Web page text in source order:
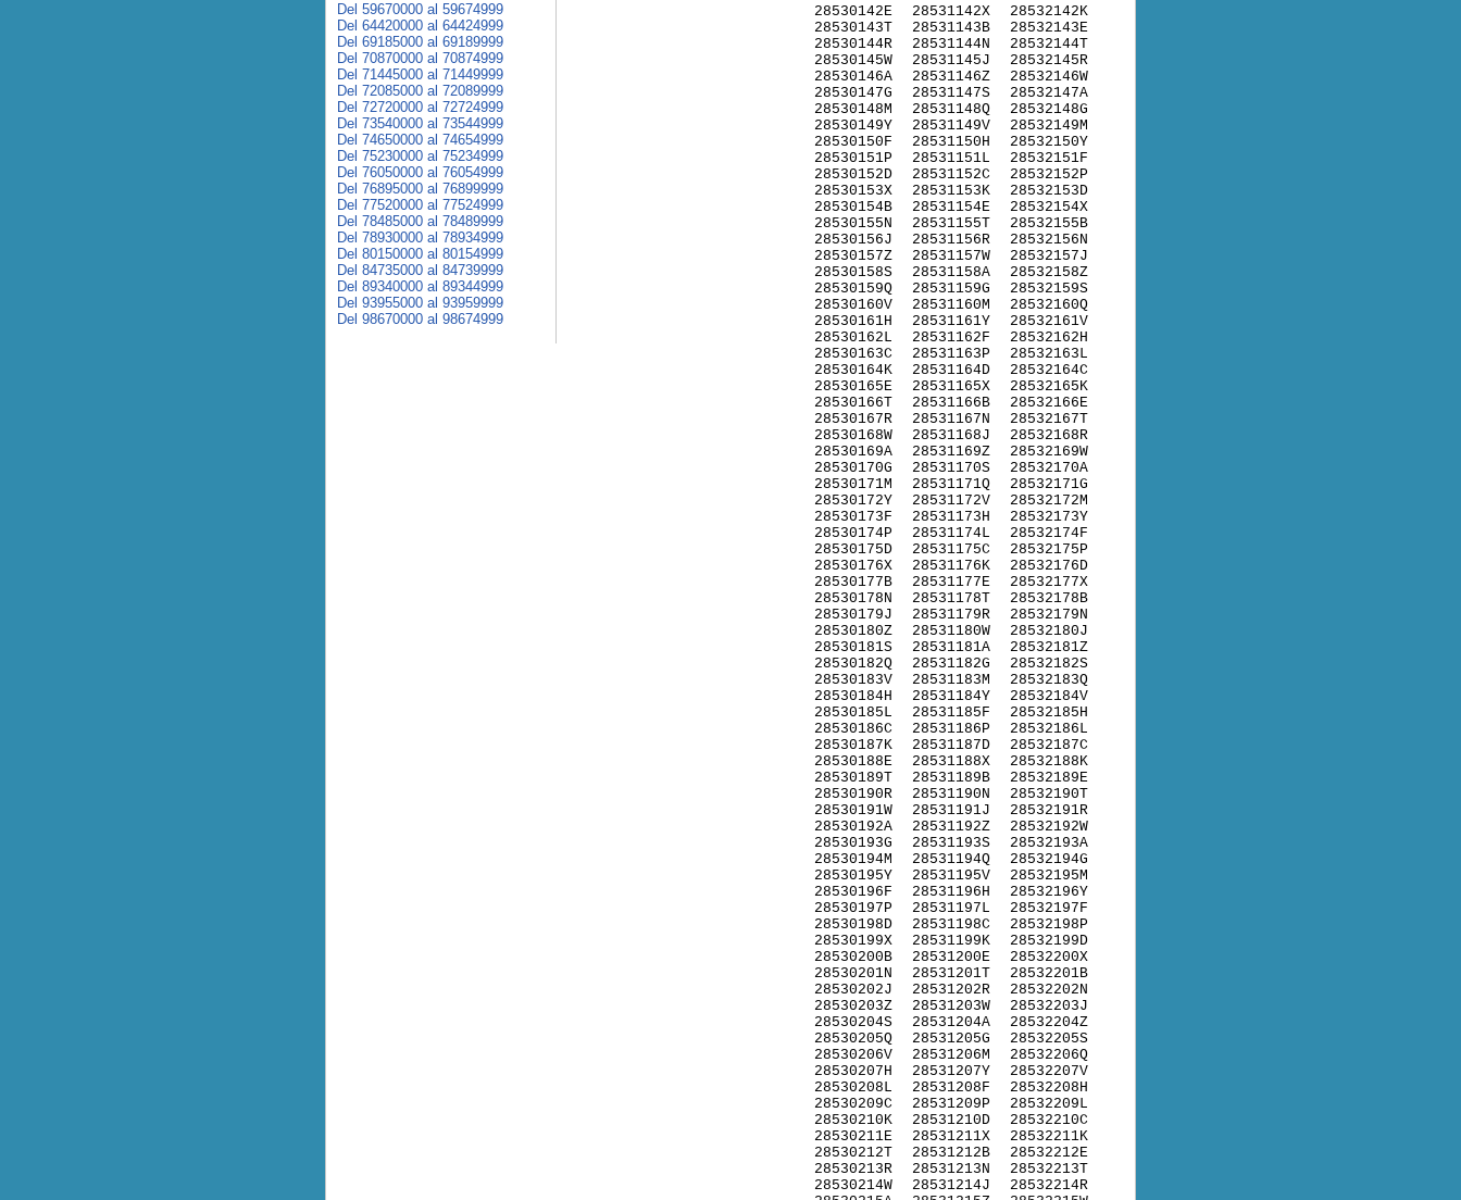
28530142E
28530143T
28530144R
28530145W
28530146A
28530147G
28530148M
28530149Y
28530150F
28530151P
28530152D
28530153X
28530154B
28530155N
28530156J
28530157Z
28530158S
28530159Q
28530160V
28530161H
28530162L
28530163C
28530164K
28530165E
28530166T
28530167R
28530168W
28530169A
28530170G
28530171M
28530172Y
28530173F
28530174P
28530175D
28530176X
28530177B
28530178N
28530179J
28530180Z
28530181S
28530182Q
28530183V
28530184H
28530185L
28530186C
28530187K
28530188E
28530189T
28530190R
28530191W
28530192A
28530193G
28530194M
28530195Y
28530196F
28530197P
28530198D
28530199X
28530200B
28530201N
28530202J
28530203Z
28530204S
28530205Q
28530206V
28530207H
28530208L
28530209C
28530210K
28530211E
28530212T
28530213R
28530214W
28531142X
28531143B
28531144N
28531145J
28531146Z
28531147S
28531148Q
28531149V
28531150H
28531151L
28531152C
28531153K
28531154E
28531155T
28531156R
28531157W
28531158A
28531159G
28531160M
28531161Y
28531162F
28531163P
28531164D
28531165X
28531166B
28531167N
28531168J
28531169Z
28531170S
28531171Q
28531172V
28531173H
28531174L
28531175C
28531176K
28531177E
28531178T
28531179R
28531180W
28531181A
28531182G
28531183M
28531184Y
28531185F
28531186P
28531187D
28531188X
28531189B
28531190N
28531191J
28531192Z
28531193S
28531194Q
28531195V
28531196H
28531197L
28531198C
28531199K
28531200E
28531201T
28531202R
28531203W
28531204A
28531205G
28531206M
28531207Y
28531208F
28531209P
28531210D
28531211X
28531212B
28531213N
28531214J
28532142K
28532143E
28532144T
28532145R
28532146W
28532147A
28532148G
28532149M
28532150Y
28532151F
28532152P
28532153D
28532154X
28532155B
28532156N
28532157J
28532158Z
28532159S
28532160Q
28532161V
28532162H
28532163L
28532164C
28532165K
28532166E
28532167T
28532168R
28532169W
28532170A
28532171G
28532172M
28532173Y
28532174F
28532175P
28532176D
28532177X
28532178B
28532179N
28532180J
28532181Z
28532182S
28532183Q
28532184V
28532185H
28532186L
28532187C
28532188K
28532189E
28532190T
28532191R
28532192W
28532193A
28532194G
28532195M
28532196Y
28532197F
28532198P
28532199D
28532200X
28532201B
28532202N
28532203J
28532204Z
28532205S
28532206Q
28532207V
28532208H
28532209L
28532210C
28532211K
28532212E
28532213T
28532214R
Del 59670000 al 59674999
Del 64420000 al 64424999
Del 69185000 al 69189999
Del 70870000 al 70874999
Del 71445000 al 71449999
Del 72085000 al 72089999
Del 72720000 al 72724999
Del 73540000 al 73544999
Del 74650000 al 74654999
Del 75230000 al 75234999
Del 76050000 al 76054999
Del 76895000 al 76899999
Del 77520000 al 77524999
Del 78485000 al 78489999
Del 78930000 al 78934999
Del 80150000 al 80154999
Del 84735000 al 84739999
Del 89340000 al 89344999
Del 93955000 al 93959999
Del 98670000 al 98674999